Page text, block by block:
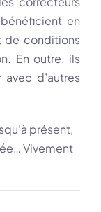
en
de conditions
En outre, ils
d’autres
présent,
Vivement